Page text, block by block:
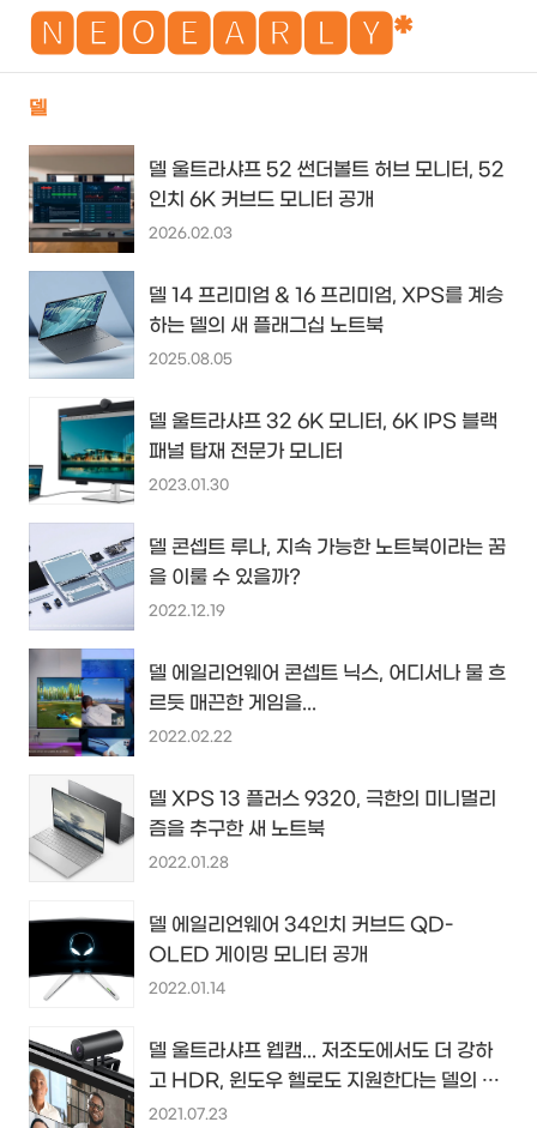
🅽🅴🅾🅴🅰🆁🅻🆈*
색
뉴
델
델 울트라샤프 52 썬더볼트 허브 모니터, 52
인치 6K 커브드 모니터 공개
2026.02.03
델 14 프리미엄 & 16 프리미엄, XPS를 계승
하는 델의 새 플래그십 노트북
2025.08.05
델 울트라샤프 32 6K 모니터, 6K IPS 블랙
패널 탑재 전문가 모니터
2023.01.30
델 콘셉트 루나, 지속 가능한 노트북이라는 꿈
을 이룰 수 있을까?
2022.12.19
델 에일리언웨어 콘셉트 닉스, 어디서나 물 흐
르듯 매끈한 게임을...
2022.02.22
델 XPS 13 플러스 9320, 극한의 미니멀리
즘을 추구한 새 노트북
2022.01.28
델 에일리언웨어 34인치 커브드 QD-
OLED 게이밍 모니터 공개
2022.01.14
델 울트라샤프 웹캠... 저조도에서도 더 강하
고 HDR, 윈도우 헬로도 지원한다는 델의 신
형 4K UHD 웹캠...
2021.07.23